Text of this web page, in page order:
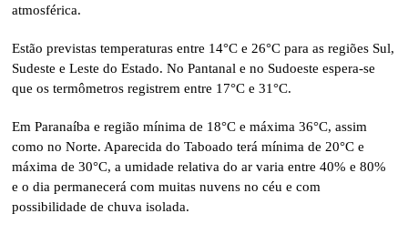
atmosférica.
Estão previstas temperaturas entre 14°C e 26°C para as regiões Sul,
Sudeste e Leste do Estado. No Pantanal e no Sudoeste espera-se
que os termômetros registrem entre 17°C e 31°C.
Em Paranaíba e região mínima de 18°C e máxima 36°C, assim
como no Norte. Aparecida do Taboado terá mínima de 20°C e
máxima de 30°C, a umidade relativa do ar varia entre 40% e 80%
e o dia permanecerá com muitas nuvens no céu e com
possibilidade de chuva isolada.